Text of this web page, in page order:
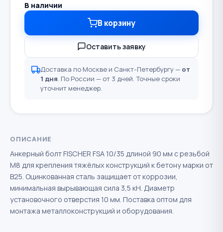
В наличии
В корзину
Оставить заявку
Доставка по Москве и Санкт-Петербургу — от
1 дня . По России — от 3 дней. Точные сроки
уточнит менеджер.
ОПИСАНИЕ
Анкерный болт FISCHER FSA 10/35 длиной 90 мм с резьбой
М8 для крепления тяжёлых конструкций к бетону марки от
В25. Оцинкованная сталь защищает от коррозии,
минимальная вырывающая сила 3,5 кН. Диаметр
установочного отверстия 10 мм. Поставка оптом для
монтажа металлоконструкций и оборудования.